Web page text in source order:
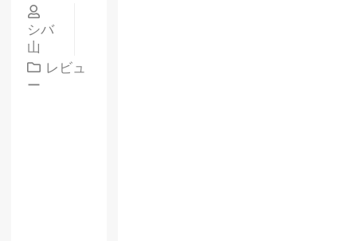
シバ
山
レビュ
ー